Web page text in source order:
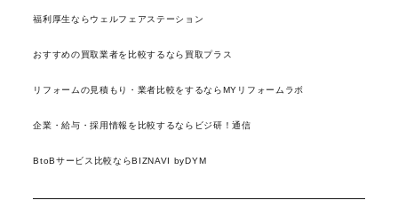
福利厚生ならウェルフェアステーション
おすすめの買取業者を比較するなら買取プラス
リフォームの見積もり・業者比較をするならMYリフォームラボ
企業・給与・採用情報を比較するならビジ研！通信
BtoBサービス比較ならBIZNAVI byDYM